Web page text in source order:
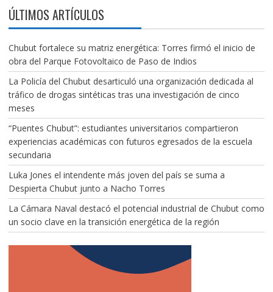
ÚLTIMOS ARTÍCULOS
Chubut fortalece su matriz energética: Torres firmó el inicio de
obra del Parque Fotovoltaico de Paso de Indios
La Policía del Chubut desarticuló una organización dedicada al
tráfico de drogas sintéticas tras una investigación de cinco
meses
“Puentes Chubut”: estudiantes universitarios compartieron
experiencias académicas con futuros egresados de la escuela
secundaria
Luka Jones el intendente más joven del país se suma a
Despierta Chubut junto a Nacho Torres
La Cámara Naval destacó el potencial industrial de Chubut como
un socio clave en la transición energética de la región